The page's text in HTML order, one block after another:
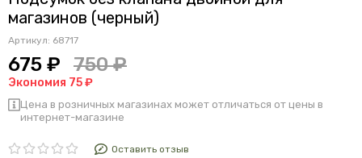
магазинов (черный)
Артикул: 68717
675 ₽ 750 ₽
Экономия 75 ₽
Цена в розничных магазинах может отличаться от цены в
интернет-магазине
Оставить отзыв